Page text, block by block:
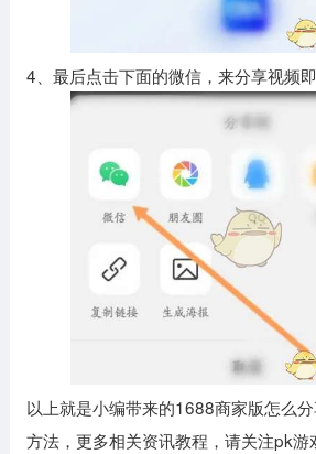
4、最后点击下面的微信，来分享视频即
以上就是小编带来的1688商家版怎么
方法，更多相关资讯教程，请关注pk游